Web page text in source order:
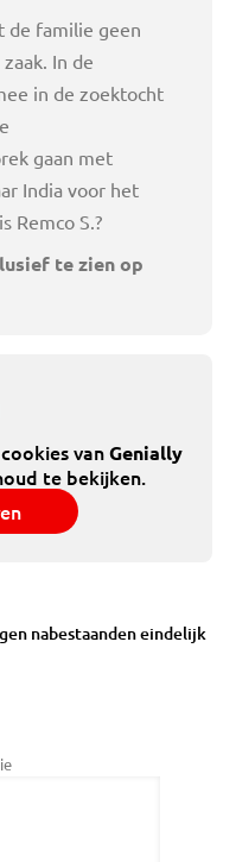
de familie geen
In de
in de zoektocht
gaan met
India voor het
Remco S.?
te zien op
vanGenially
te bekijken.
nabestaanden eindelijk